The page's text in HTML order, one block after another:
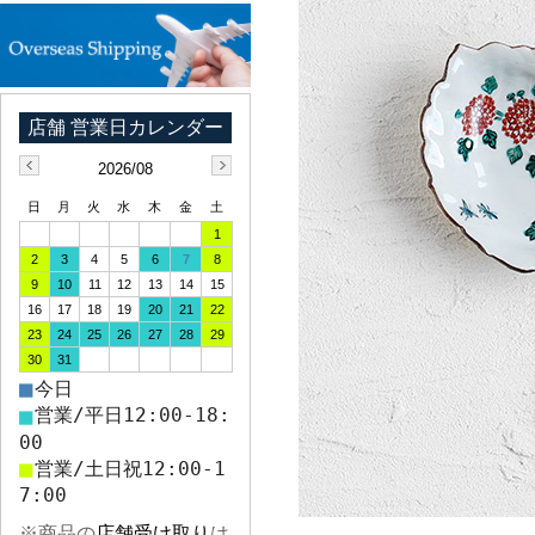
2026/08
日 月 火 水 木 金
土
1
2
3 4 5 6 7
8
9
10 11 12 13 14
15
16
17 18 19 20 21
22
23
24 25 26 27 28
29
30
31
■今日
■営業/平日12:00-18:
00
■営業/土日祝12:00-1
7:00